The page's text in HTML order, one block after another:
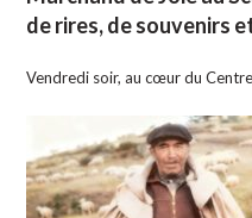
de rires, de souvenirs
Vendredi soir, au cœur du